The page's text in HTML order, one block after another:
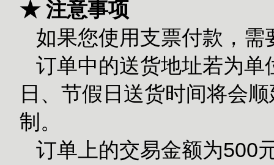
★ 注意事项
如果您使用支票付款，需
订单中的送货地址若为单
日、节假日送货时间将会
制。
订单上的交易金额为500